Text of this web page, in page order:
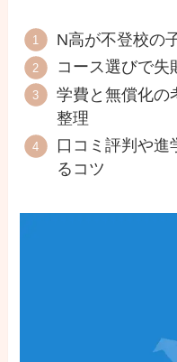
N高が不登校の
コース選びで失
学費と無償化の
整理
口コミ評判や進
るコツ